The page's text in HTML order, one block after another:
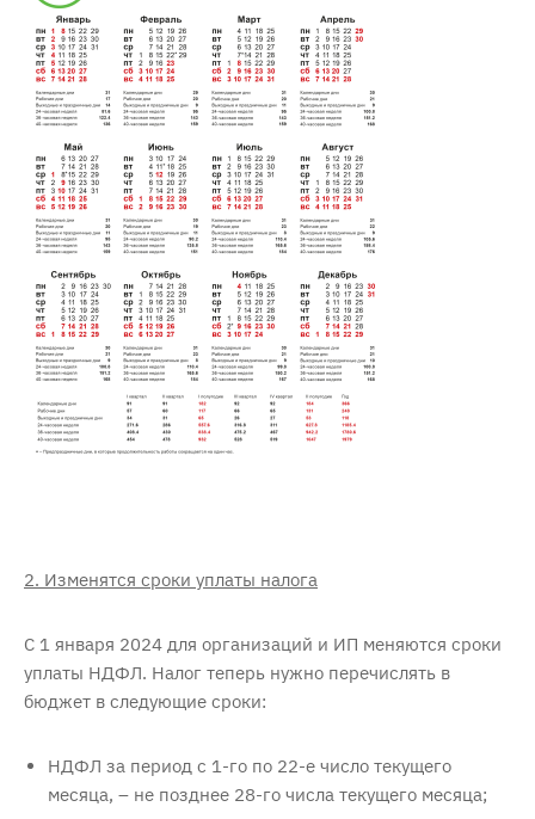
2. Изменятся сроки уплаты налога
С 1 января 2024 для организаций и ИП меняются сроки
уплаты НДФЛ. Налог теперь нужно перечислять в
бюджет в следующие сроки:
НДФЛ за период с 1-го по 22-е число текущего
месяца, – не позднее 28-го числа текущего месяца;